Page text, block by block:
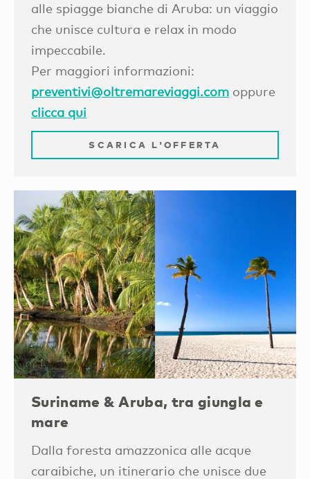
alle spiagge bianche di Aruba: un viaggio
che unisce cultura e relax in modo
impeccabile.
Per maggiori informazioni:
preventivi@oltremareviaggi.com oppure
clicca qui
SCARICA L'OFFERTA
Suriname & Aruba, tra giungla e
mare
Dalla foresta amazzonica alle acque
caraibiche, un itinerario che unisce due